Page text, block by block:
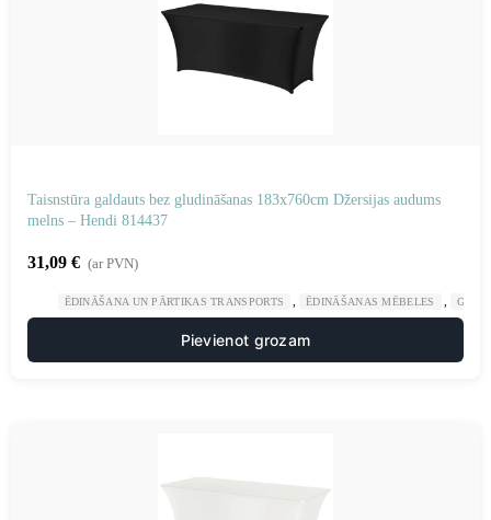
Taisnstūra galdauts bez gludināšanas 183x760cm Džersijas audums
melns – Hendi 814437
31,09 € (ar PVN)
ĒDINĀŠANA UN PĀRTIKAS TRANSPORTS ĒDINĀŠANAS MĒBELES
Pievienot grozam